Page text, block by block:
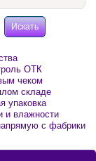
ОТК
чеком
складе
упаковка
и влажности
с фабрики